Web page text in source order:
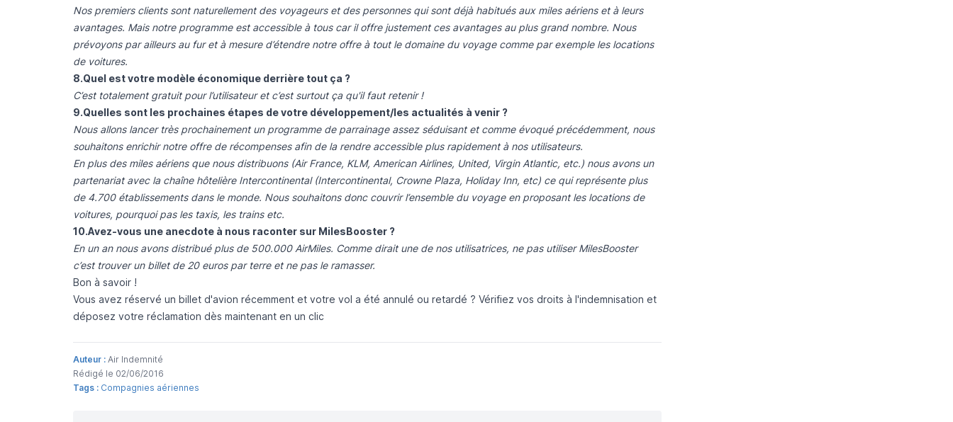
Nos premiers clients sont naturellement des voyageurs et des personnes qui sont déjà habitués aux miles aériens et à leurs
avantages. Mais notre programme est accessible à tous car il offre justement ces avantages au plus grand nombre. Nous
prévoyons par ailleurs au fur et à mesure d’étendre notre offre à tout le domaine du voyage comme par exemple les locations
de voitures.
8.Quel est votre modèle économique derrière tout ça ?
C’est totalement gratuit pour l’utilisateur et c’est surtout ça qu'il faut retenir !
9.Quelles sont les prochaines étapes de votre développement/les actualités à venir ?
Nous allons lancer très prochainement un programme de parrainage assez séduisant et comme évoqué précédemment, nous
souhaitons enrichir notre offre de récompenses afin de la rendre accessible plus rapidement à nos utilisateurs.
En plus des miles aériens que nous distribuons (Air France, KLM, American Airlines, United, Virgin Atlantic, etc.) nous avons un
partenariat avec la chaîne hôtelière Intercontinental (Intercontinental, Crowne Plaza, Holiday Inn, etc) ce qui représente plus
de 4.700 établissements dans le monde. Nous souhaitons donc couvrir l’ensemble du voyage en proposant les locations de
voitures, pourquoi pas les taxis, les trains etc.
10.Avez-vous une anecdote à nous raconter sur MilesBooster ?
En un an nous avons distribué plus de 500.000 AirMiles. Comme dirait une de nos utilisatrices, ne pas utiliser MilesBooster
c’est trouver un billet de 20 euros par terre et ne pas le ramasser.
Bon à savoir !
Vous avez réservé un billet d'avion récemment et votre vol a été annulé ou retardé ? Vérifiez vos droits à l'indemnisation et
déposez votre réclamation dès maintenant en un clic
Auteur : Air Indemnité
Rédigé le 02/06/2016
Tags : Compagnies aériennes